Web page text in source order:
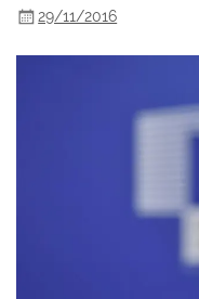
29/11/2016